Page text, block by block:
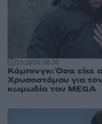
10:2809.08.26
Κάμπινγκ: Όσα είχε
Χρυσοστόμου για
κωμωδία του MEGA